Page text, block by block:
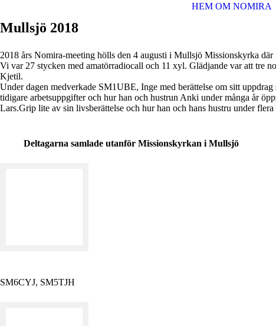
HEM OM NOMIRA
Mullsjö 2018
2018 års Nomira-meeting hölls den 4 augusti i Mullsjö Missionskyrka
Vi var 27 stycken med amatörradiocall och 11 xyl. Glädjande var att
Kjetil.
Under dagen medverkade SM1UBE, Inge med berättelse om sitt
tidigare arbetsuppgifter och hur han och hustrun Anki under många år
Lars.Grip lite av sin livsberättelse och hur han och hans hustru under flera
Deltagarna samlade utanför Missionskyrkan i Mullsjö
SM6CYJ, SM5TJH